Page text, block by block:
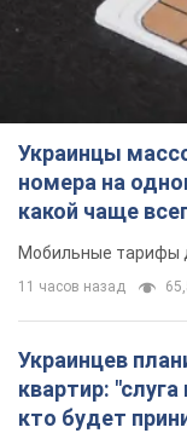
Украинцы
номера на
какой чаще
Мобильные тарифы
11 часов назад
Украинцев
квартир:
кто будет